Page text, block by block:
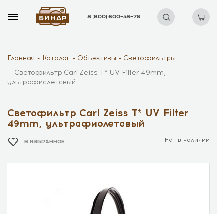
8 (800) 600–58–78
Главная Каталог Объективы
Светофильтры
Светофильтр Carl Zeiss T* UV Filter 49mm,
ультрафиолетовый
Светофильтр Carl Zeiss T* UV Filter
49mm, ультрафиолетовый
В ИЗБРАННОЕ Нет в наличии